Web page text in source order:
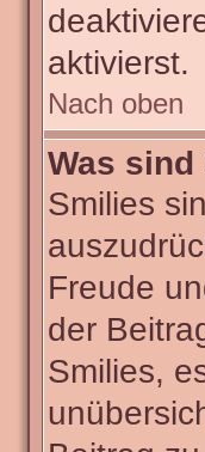
aktivierst.
Nach oben
Was
Smilies
Freude
der
Smilies,